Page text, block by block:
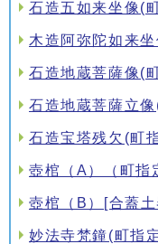
石造五如来坐像(
木造阿弥陀如来
石造地蔵菩薩像(
石造地蔵菩薩立
石造宝塔残欠(町
壺棺（A）（町
壺棺（B）[合蓋
妙法寺梵鐘(町指